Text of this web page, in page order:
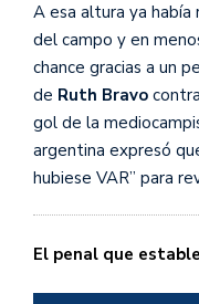
—
A esa altura ya
del campo y en
chance gracias a un
de Ruth Bravo contra
gol de la
argentina expresó
hubiese VAR” para
El penal que